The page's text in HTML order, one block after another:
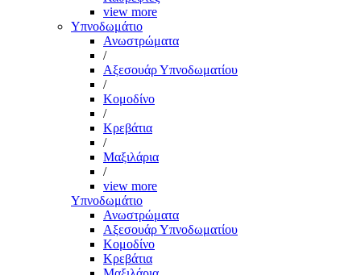
view more
Υπνοδωμάτιο
Ανωστρώματα
/
Αξεσουάρ Υπνοδωματίου
/
Κομοδίνο
/
Κρεβάτια
/
Μαξιλάρια
/
view more
Υπνοδωμάτιο
Ανωστρώματα
Αξεσουάρ Υπνοδωματίου
Κομοδίνο
Κρεβάτια